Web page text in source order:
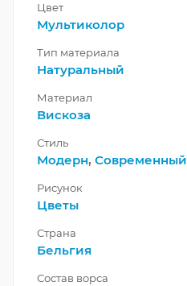
Цвет
Мультиколор
Тип материала
Натуральный
Материал
Вискоза
Стиль
Модерн, Современный
Рисунок
Цветы
Страна
Бельгия
Состав ворса